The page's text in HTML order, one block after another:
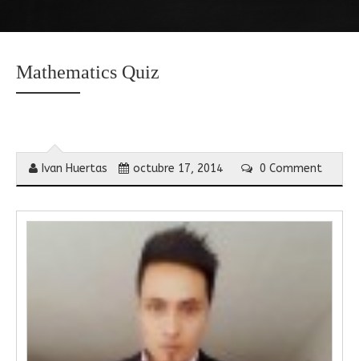
Mathematics Quiz
Ivan Huertas octubre 17, 2014 0 Comment